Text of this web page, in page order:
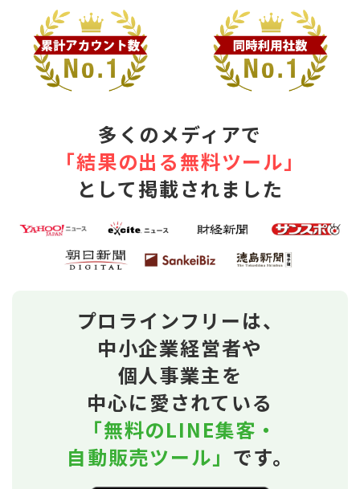
多くのメディアで
｢結果の出る無料ツール｣
として掲載されました
プロラインフリーは、
中小企業経営者や
個人事業主を
中心に愛されている
「無料のLINE集客・
自動販売ツール」 です。